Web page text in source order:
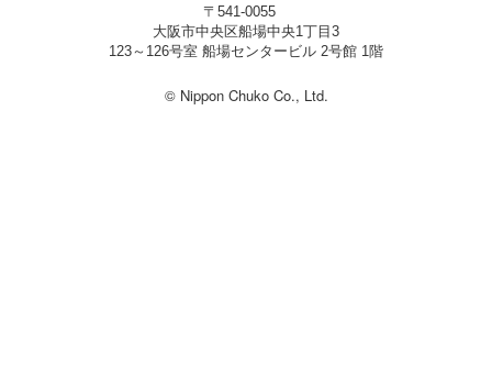
〒541-0055
大阪市中央区船場中央1丁目3
123～126号室 船場センタービル 2号館 1階
© Nippon Chuko Co., Ltd.